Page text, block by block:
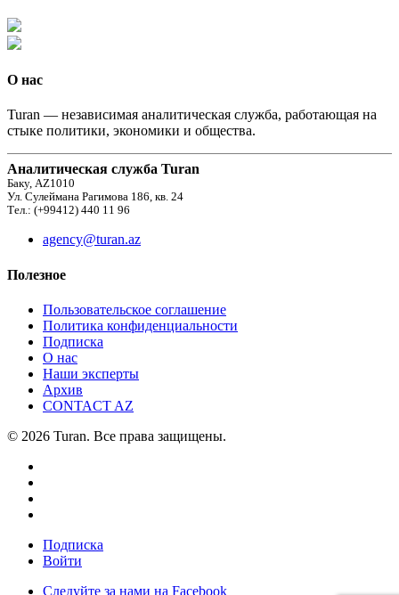
О нас
Turan — независимая аналитическая служба, работающая на
стыке политики, экономики и общества.
Аналитическая служба Turan
Баку, AZ1010
Ул. Сулеймана Рагимова 186, кв. 24
Тел.: (+99412) 440 11 96
agency@turan.az
Полезное
Пользовательское соглашение
Политика конфиденциальности
Подписка
О нас
Наши эксперты
Архив
CONTACT AZ
© 2026 Turan. Все права защищены.
Подписка
Войти
Следуйте за нами на Facebook